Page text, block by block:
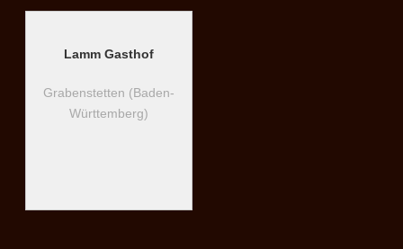
Lamm Gasthof
Grabenstetten (Baden-
Württemberg)